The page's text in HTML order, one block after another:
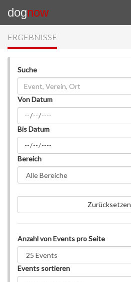
dognow
ERGEBNISSE
Suche
Von Datum
Bis Datum
Bereich
Zurücksetzen
Anzahl von Events pro Seite
Events sortieren